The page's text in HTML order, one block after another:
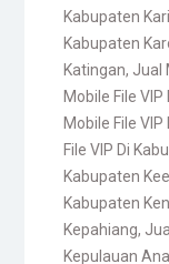
Kabupaten
Kabupaten
Katingan, Jual
Mobile File
Mobile File
File VIP Di
Kabupaten
Kabupaten
Kepahiang,
Kepulauan